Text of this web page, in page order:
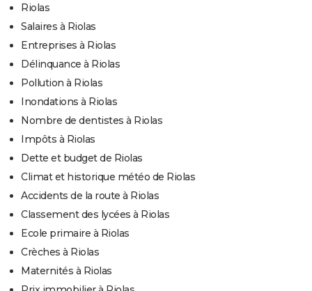
Riolas
Salaires à Riolas
Entreprises à Riolas
Délinquance à Riolas
Pollution à Riolas
Inondations à Riolas
Nombre de dentistes à Riolas
Impôts à Riolas
Dette et budget de Riolas
Climat et historique météo de Riolas
Accidents de la route à Riolas
Classement des lycées à Riolas
Ecole primaire à Riolas
Crèches à Riolas
Maternités à Riolas